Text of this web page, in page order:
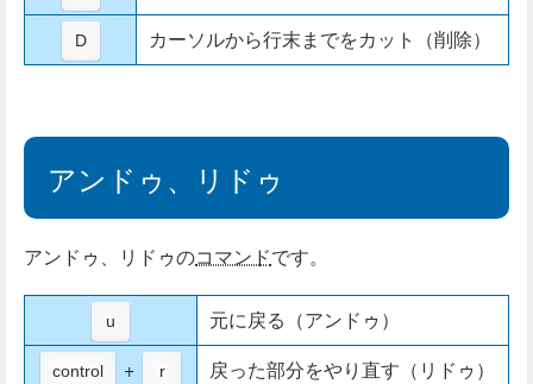
D カーソルから行末までをカット（削除）
アンドゥ、リドゥ
アンドゥ、リドゥのコマンドです。
u 元に戻る（アンドゥ）
control + r 戻った部分をやり直す（リドゥ）